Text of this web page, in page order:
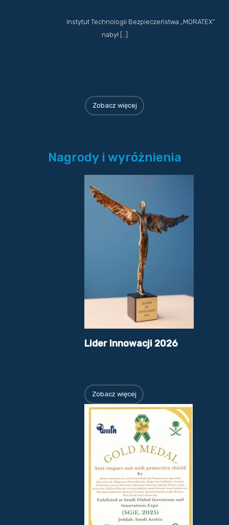
Instytut Technologii Bezpieczeństwa „MORATEX”
nabył […]
Zobacz więcej
Nagrody i wyróżnienia
Lider Innowacji 2026
Zobacz więcej